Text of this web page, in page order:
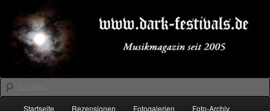
primären
Inhalt
springen
sekundären
Inhalt
springenDARK-FESTIVALS.DE
Suchen
Startseite Rezensionen Fotogalerien Foto-Archiv